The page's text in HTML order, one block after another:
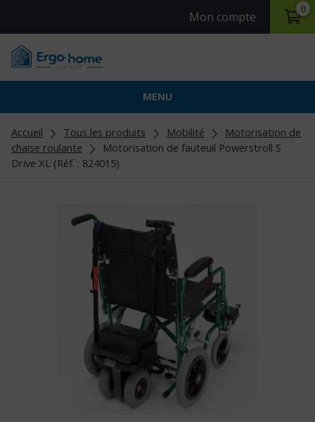
Mon compte
0
MENU
Accueil Tous les produits Mobilité
Motorisation de
chaise roulante
Motorisation de fauteuil Powerstroll S
Drive XL (Réf. : 824015)